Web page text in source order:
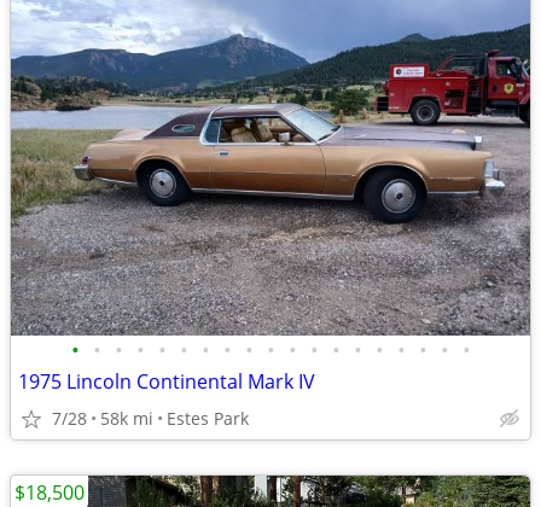
• • • • • • • • • • • • • • • • • • •
1975 Lincoln Continental Mark IV
7/28 58k mi Estes Park
$18,500